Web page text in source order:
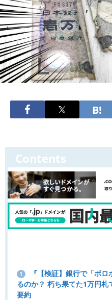
Contents
1
『【検証】銀行で「ボ
るのか？ 朽ち果てた1万円
要約